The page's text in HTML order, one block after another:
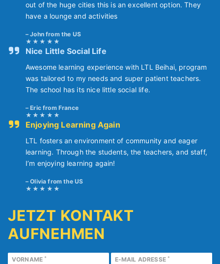
out of the huge cities this is an excellent option. They
have a lounge and activities
John from the US
Nice Little Social Life
Awesome learning experience with LTL Beihai, program
was tailored to my needs and super patient teachers.
The school has its nice little social life.
Eric from France
Enjoying Learning Again
LTL fosters an environment of community and eager
learning. Through the students, the teachers, and staff,
I’m enjoying learning again!
Olivia from the US
JETZT KONTAKT
AUFNEHMEN
VORNAME * E-MAIL ADRESSE *